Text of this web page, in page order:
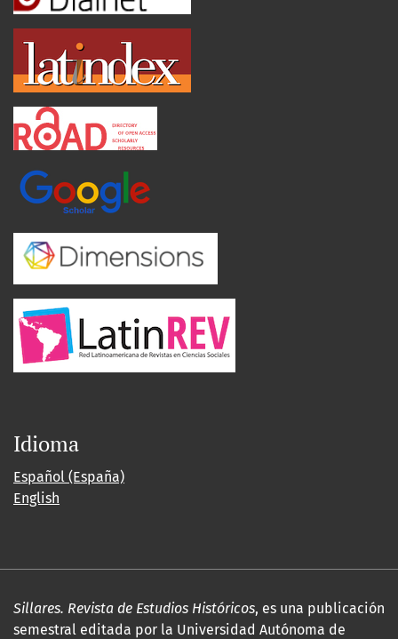
Idioma
Español (España)
English
Sillares. Revista de Estudios Históricos, es una publicación
semestral editada por la Universidad Autónoma de